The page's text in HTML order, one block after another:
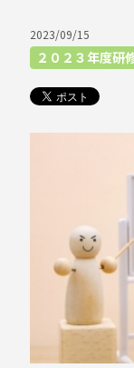
2023/09/15
２０２３年度研